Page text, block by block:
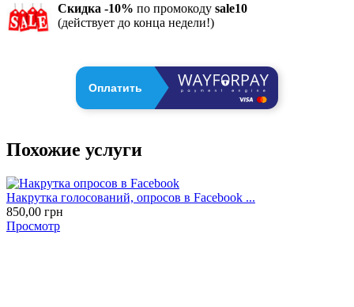
Скидка -10% по промокоду sale10
(действует до конца недели!)
Оплатить
Похожие услуги
Накрутка голосований, опросов в Facebook ...
850,00 грн
Просмотр